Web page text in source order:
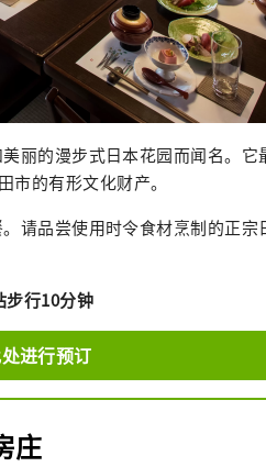
丽的漫步式日本花园而闻名。它
市的有形文化财产。
请品尝使用时令食材烹制的正宗
步行10分钟
进行预订
庄